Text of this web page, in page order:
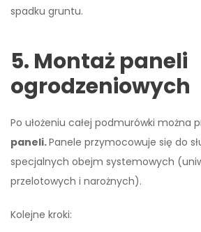
spadku gruntu.
5. Montaż paneli
ogrodzeniowych
Po ułożeniu całej podmurówki można
paneli.Panele przymocowuje się do
specjalnych obejm systemowych
przelotowych i narożnych).
Kolejne kroki: